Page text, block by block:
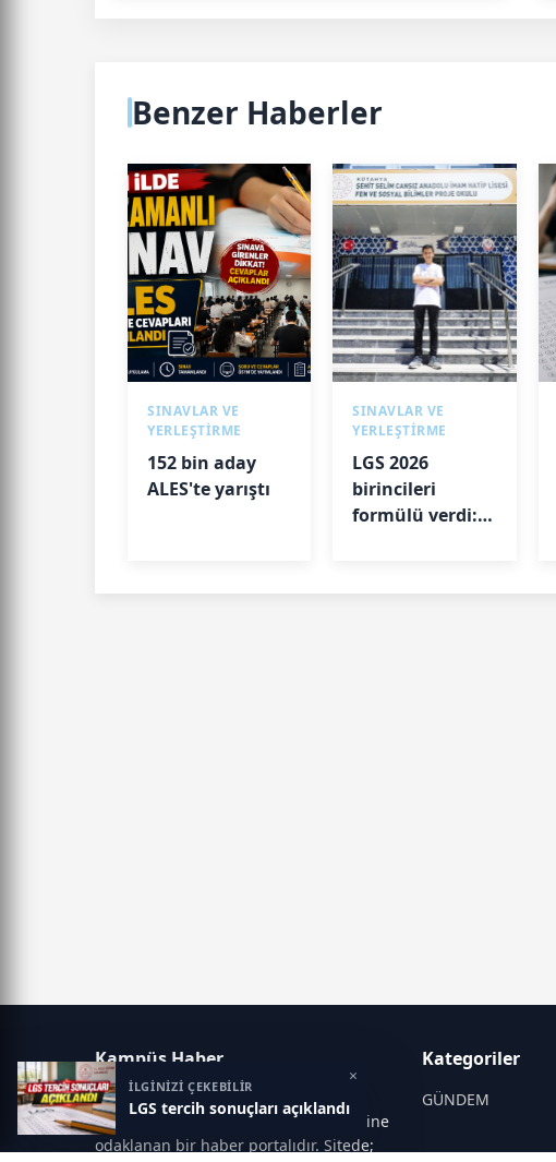
Benzer Haberler
SINAVLAR VE
YERLEŞTİRME
152 bin aday
ALES'te yarıştı
SINAVLAR VE
YERLEŞTİRME
LGS 2026
birincileri
formülü verdi:
İLGİNİZİ ÇEKEBİLİR
LGS tercih sonuçları açıklandı
×
Kampüs Haber
Kampüs Haber; eğitim dünyası,
üniversite gündemi ve sınav süreçlerine
odaklanan bir haber portalıdır. Sitede;
Kategoriler
GÜNDEM